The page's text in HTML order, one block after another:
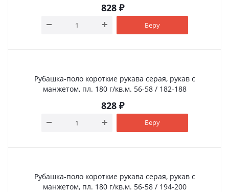
828 ₽
Беру
Рубашка-поло короткие рукава серая, рукав с
манжетом, пл. 180 г/кв.м. 56-58 / 182-188
828 ₽
Беру
Рубашка-поло короткие рукава серая, рукав с
манжетом, пл. 180 г/кв.м. 56-58 / 194-200